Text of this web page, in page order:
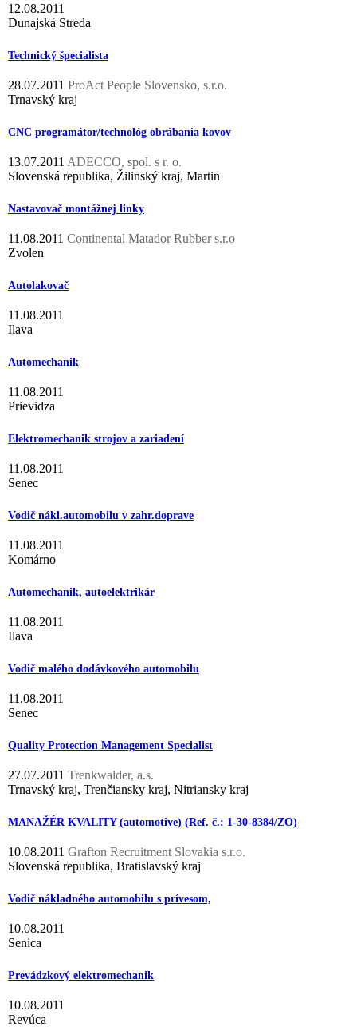
12.08.2011
Dunajská Streda
Technický špecialista
28.07.2011 ProAct People Slovensko, s.r.o.
Trnavský kraj
CNC programátor/technológ obrábania kovov
13.07.2011 ADECCO, spol. s r. o.
Slovenská republika, Žilinský kraj, Martin
Nastavovač montážnej linky
11.08.2011 Continental Matador Rubber s.r.o
Zvolen
Autolakovač
11.08.2011
Ilava
Automechanik
11.08.2011
Prievidza
Elektromechanik strojov a zariadení
11.08.2011
Senec
Vodič nákl.automobilu v zahr.doprave
11.08.2011
Komárno
Automechanik, autoelektrikár
11.08.2011
Ilava
Vodič malého dodávkového automobilu
11.08.2011
Senec
Quality Protection Management Specialist
27.07.2011 Trenkwalder, a.s.
Trnavský kraj, Trenčiansky kraj, Nitriansky kraj
MANAŽÉR KVALITY (automotive) (Ref. č.: 1-30-8384/ZO)
10.08.2011 Grafton Recruitment Slovakia s.r.o.
Slovenská republika, Bratislavský kraj
Vodič nákladného automobilu s prívesom,
10.08.2011
Senica
Prevádzkový elektromechanik
10.08.2011
Revúca